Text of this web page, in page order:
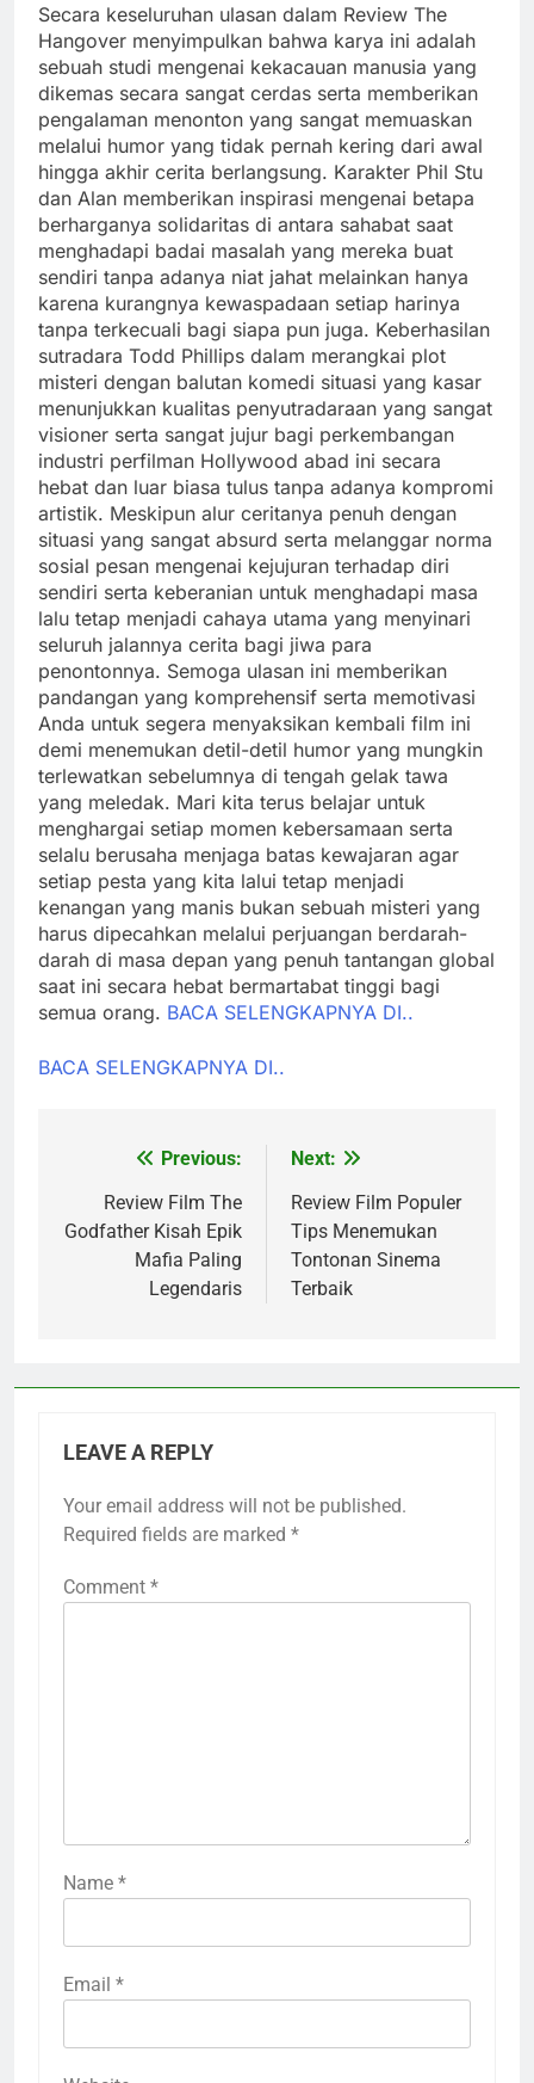
Secara keseluruhan ulasan dalam Review The
Hangover menyimpulkan bahwa karya ini adalah
sebuah studi mengenai kekacauan manusia yang
dikemas secara sangat cerdas serta memberikan
pengalaman menonton yang sangat memuaskan
melalui humor yang tidak pernah kering dari awal
hingga akhir cerita berlangsung. Karakter Phil Stu
dan Alan memberikan inspirasi mengenai betapa
berharganya solidaritas di antara sahabat saat
menghadapi badai masalah yang mereka buat
sendiri tanpa adanya niat jahat melainkan hanya
karena kurangnya kewaspadaan setiap harinya
tanpa terkecuali bagi siapa pun juga. Keberhasilan
sutradara Todd Phillips dalam merangkai plot
misteri dengan balutan komedi situasi yang kasar
menunjukkan kualitas penyutradaraan yang sangat
visioner serta sangat jujur bagi perkembangan
industri perfilman Hollywood abad ini secara
hebat dan luar biasa tulus tanpa adanya kompromi
artistik. Meskipun alur ceritanya penuh dengan
situasi yang sangat absurd serta melanggar norma
sosial pesan mengenai kejujuran terhadap diri
sendiri serta keberanian untuk menghadapi masa
lalu tetap menjadi cahaya utama yang menyinari
seluruh jalannya cerita bagi jiwa para
penontonnya. Semoga ulasan ini memberikan
pandangan yang komprehensif serta memotivasi
Anda untuk segera menyaksikan kembali film ini
demi menemukan detil-detil humor yang mungkin
terlewatkan sebelumnya di tengah gelak tawa
yang meledak. Mari kita terus belajar untuk
menghargai setiap momen kebersamaan serta
selalu berusaha menjaga batas kewajaran agar
setiap pesta yang kita lalui tetap menjadi
kenangan yang manis bukan sebuah misteri yang
harus dipecahkan melalui perjuangan berdarah-
darah di masa depan yang penuh tantangan global
saat ini secara hebat bermartabat tinggi bagi
semua orang. BACA SELENGKAPNYA DI..
BACA SELENGKAPNYA DI..
navigation
Previous:
Review Film The
Godfather Kisah Epik
Mafia Paling
Legendaris
Next:
Review Film Populer
Tips Menemukan
Tontonan Sinema
Terbaik
LEAVE A REPLY
Your email address will not be published.
Required fields are marked *
Comment *
Name *
Email *